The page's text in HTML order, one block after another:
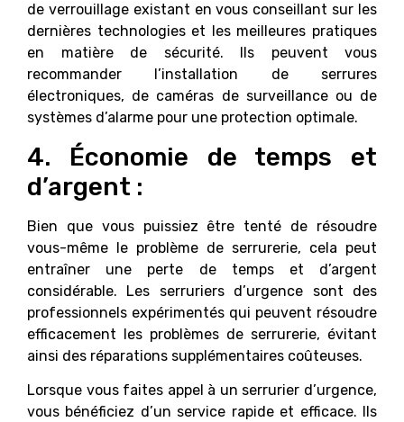
de verrouillage existant en vous conseillant sur les
dernières technologies et les meilleures pratiques
en matière de sécurité. Ils peuvent vous
recommander l’installation de serrures
électroniques, de caméras de surveillance ou de
systèmes d’alarme pour une protection optimale.
4. Économie de temps et
d’argent :
Bien que vous puissiez être tenté de résoudre
vous-même le problème de serrurerie, cela peut
entraîner une perte de temps et d’argent
considérable. Les serruriers d’urgence sont des
professionnels expérimentés qui peuvent résoudre
efficacement les problèmes de serrurerie, évitant
ainsi des réparations supplémentaires coûteuses.
Lorsque vous faites appel à un serrurier d’urgence,
vous bénéficiez d’un service rapide et efficace. Ils